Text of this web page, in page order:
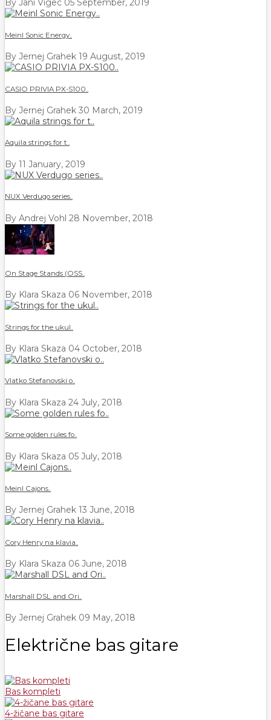
By Jani Vigec 05 September, 2019
Meinl Sonic Energy..
By Jernej Grahek 19 August, 2019
CASIO PRIVIA PX-S100..
By Jernej Grahek 30 March, 2019
Aquila strings for t..
By 11 January, 2019
NUX Verdugo series..
By Andrej Vohl 28 November, 2018
On Stage Stands (OSS..
By Klara Skaza 06 November, 2018
Strings for the ukul..
By Klara Skaza 04 October, 2018
Vlatko Stefanovski o..
By Klara Skaza 24 July, 2018
Some golden rules fo..
By Klara Skaza 05 July, 2018
Meinl Cajons..
By Jernej Grahek 13 June, 2018
Cory Henry na klavia..
By Klara Skaza 06 June, 2018
Marshall DSL and Ori..
By Jernej Grahek 09 May, 2018
Električne bas gitare
Bas kompleti
4-žičane bas gitare